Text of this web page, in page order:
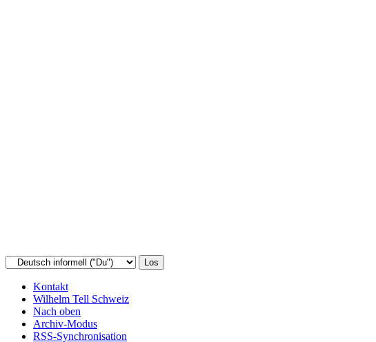
Kontakt
Wilhelm Tell Schweiz
Nach oben
Archiv-Modus
RSS-Synchronisation